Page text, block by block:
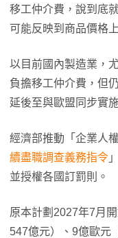
移工仲介費，說到底
可能反映到商品價格
以目前國內製造業，
負擔移工仲介費，但
延後至與歐盟同步實
經濟部推動「企業人
續盡職調查義務指令
並授權各國訂罰則。
原本計劃2027年7月
547億元）、9億歐元